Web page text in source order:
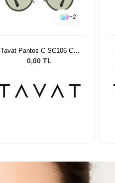
+2
Tavat Pantos C SC106 Col
VFG SL
0,00 TL